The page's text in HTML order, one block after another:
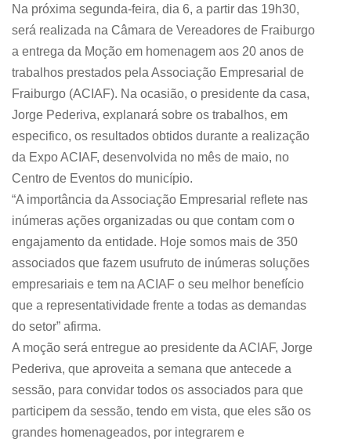
Na próxima segunda-feira, dia 6, a partir das 19h30,
será realizada na Câmara de Vereadores de Fraiburgo
a entrega da Moção em homenagem aos 20 anos de
trabalhos prestados pela Associação Empresarial de
Fraiburgo (ACIAF). Na ocasião, o presidente da casa,
Jorge Pederiva, explanará sobre os trabalhos, em
especifico, os resultados obtidos durante a realização
da Expo ACIAF, desenvolvida no mês de maio, no
Centro de Eventos do município.
“A importância da Associação Empresarial reflete nas
inúmeras ações organizadas ou que contam com o
engajamento da entidade. Hoje somos mais de 350
associados que fazem usufruto de inúmeras soluções
empresariais e tem na ACIAF o seu melhor benefício
que a representatividade frente a todas as demandas
do setor” afirma.
A moção será entregue ao presidente da ACIAF, Jorge
Pederiva, que aproveita a semana que antecede a
sessão, para convidar todos os associados para que
participem da sessão, tendo em vista, que eles são os
grandes homenageados, por integrarem e